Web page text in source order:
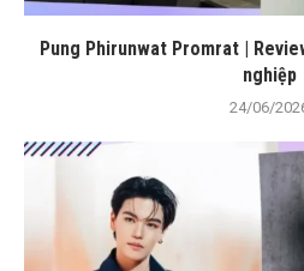
Pung Phirunwat Promrat |
nghiệp
24/06/